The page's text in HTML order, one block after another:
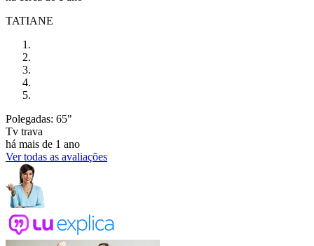
TATIANE
Polegadas: 65"
Tv trava
há mais de 1 ano
Ver todas as avaliações